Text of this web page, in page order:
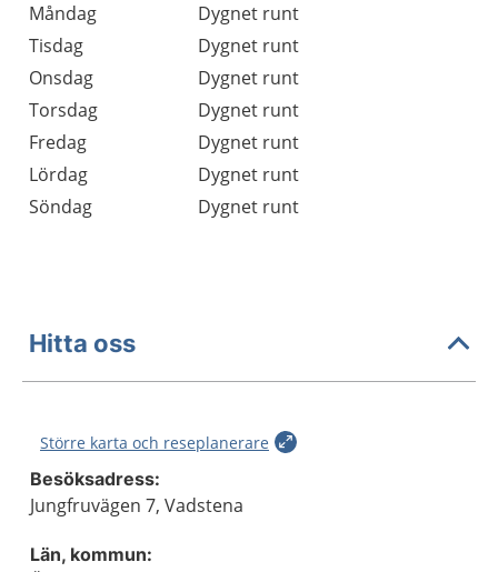
Dag
Öppettider
Kommentarer
Måndag
Dygnet runt
Tisdag
Dygnet runt
Onsdag
Dygnet runt
Torsdag
Dygnet runt
Fredag
Dygnet runt
Lördag
Dygnet runt
Söndag
Dygnet runt
Hitta oss
Större karta och reseplanerare
Besöksadress:
Jungfruvägen 7, Vadstena
Län, kommun: